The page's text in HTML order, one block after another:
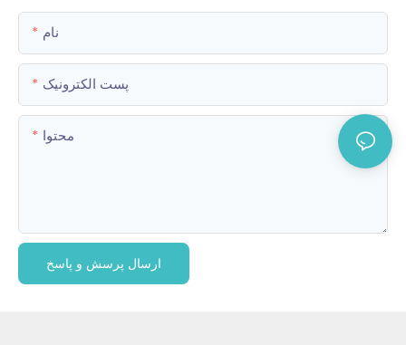
نام
پست الکترونیک
محتوا
ارسال پرسش و پاسخ